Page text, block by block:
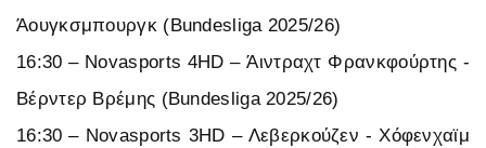
Άουγκσμπουργκ (Bundesliga 2025/26)
16:30 – Novasports 4HD – Άιντραχτ Φρανκφούρτης -
Βέρντερ Βρέμης (Bundesliga 2025/26)
16:30 – Novasports 3HD – Λεβερκούζεν - Χόφενχαϊμ